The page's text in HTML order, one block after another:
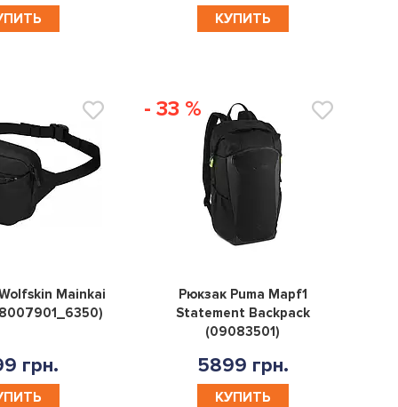
КУПИТЬ
0
Mainkai
грн.
- 33 %
Рюкзак Puma Mapf1
Statement Backpack
(09083501)
5899 грн.
КУПИТЬ